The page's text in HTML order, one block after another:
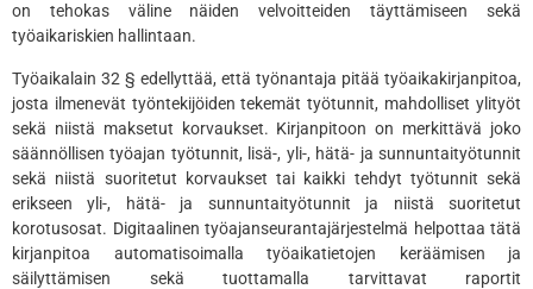
on tehokas väline näiden velvoitteiden täyttämiseen sekä
työaikariskien hallintaan.
Työaikalain 32 § edellyttää, että työnantaja pitää työaikakirjanpitoa,
josta ilmenevät työntekijöiden tekemät työtunnit, mahdolliset ylityöt
sekä niistä maksetut korvaukset. Kirjanpitoon on merkittävä joko
säännöllisen työajan työtunnit, lisä-, yli-, hätä- ja sunnuntaityötunnit
sekä niistä suoritetut korvaukset tai kaikki tehdyt työtunnit sekä
erikseen yli-, hätä- ja sunnuntaityötunnit ja niistä suoritetut
korotusosat. Digitaalinen työajanseurantajärjestelmä helpottaa tätä
kirjanpitoa automatisoimalla työaikatietojen keräämisen ja
säilyttämisen sekä tuottamalla tarvittavat raportit